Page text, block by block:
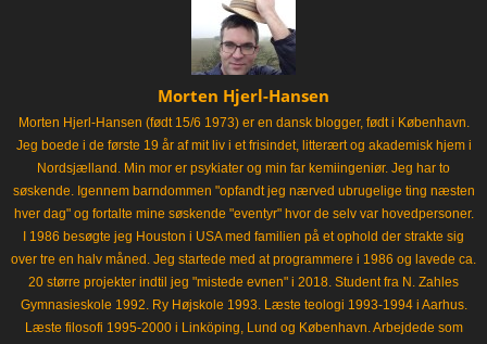
Morten Hjerl-Hansen
Morten Hjerl-Hansen (født 15/6 1973) er en dansk blogger, født i København.
Jeg boede i de første 19 år af mit liv i et frisindet, litterært og akademisk hjem i
Nordsjælland. Min mor er psykiater og min far kemiingeniør. Jeg har to
søskende. Igennem barndommen "opfandt jeg nærved ubrugelige ting næsten
hver dag" og fortalte mine søskende "eventyr" hvor de selv var hovedpersoner.
I 1986 besøgte jeg Houston i USA med familien på et ophold der strakte sig
over tre en halv måned. Jeg startede med at programmere i 1986 og lavede ca.
20 større projekter indtil jeg "mistede evnen" i 2018. Student fra N. Zahles
Gymnasieskole 1992. Ry Højskole 1993. Læste teologi 1993-1994 i Aarhus.
Læste filosofi 1995-2000 i Linköping, Lund og København. Arbejdede som